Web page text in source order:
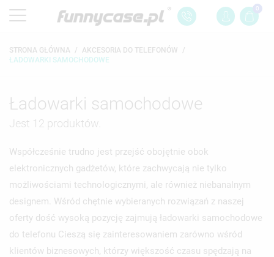
0
STRONA GŁÓWNA
AKCESORIA DO TELEFONÓW
ŁADOWARKI SAMOCHODOWE
Ładowarki samochodowe
Jest 12 produktów.
Współcześnie trudno jest przejść obojętnie obok
elektronicznych gadżetów, które zachwycają nie tylko
możliwościami technologicznymi, ale również niebanalnym
designem. Wśród chętnie wybieranych rozwiązań z naszej
oferty dość wysoką pozycję zajmują ładowarki samochodowe
do telefonu Cieszą się zainteresowaniem zarówno wśród
klientów biznesowych, którzy większość czasu spędzają na